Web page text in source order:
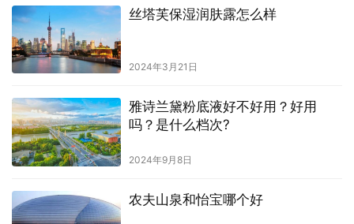
丝塔芙保湿润肤露怎么样
2024年3月21日
雅诗兰黛粉底液好不好用？好用
吗？是什么档次?
2024年9月8日
农夫山泉和怡宝哪个好